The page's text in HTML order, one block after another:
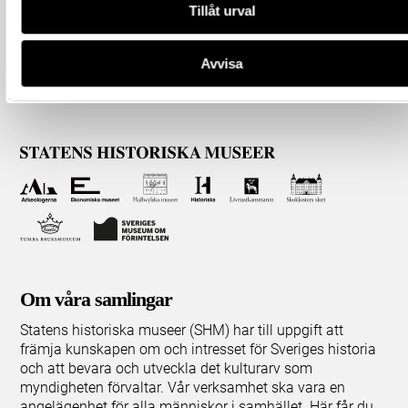
Tillåt urval
Avvisa
Om våra samlingar
Statens historiska museer (SHM) har till uppgift att
främja kunskapen om och intresset för Sveriges historia
och att bevara och utveckla det kulturarv som
myndigheten förvaltar. Vår verksamhet ska vara en